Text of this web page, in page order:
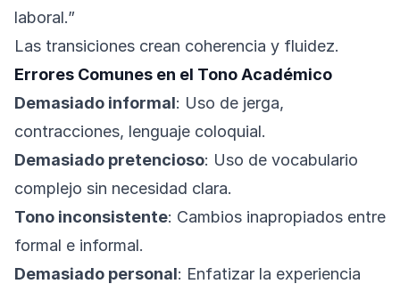
laboral.”
Las transiciones crean coherencia y fluidez.
Errores Comunes en el Tono Académico
Demasiado informal: Uso de jerga,
contracciones, lenguaje coloquial.
Demasiado pretencioso: Uso de vocabulario
complejo sin necesidad clara.
Tono inconsistente: Cambios inapropiados entre
formal e informal.
Demasiado personal: Enfatizar la experiencia